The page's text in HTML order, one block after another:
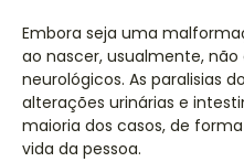
Embora seja uma
ao nascer, usualmente,
neurológicos. As paralisias
alterações urinárias e
maioria dos casos, de
vida da pessoa.